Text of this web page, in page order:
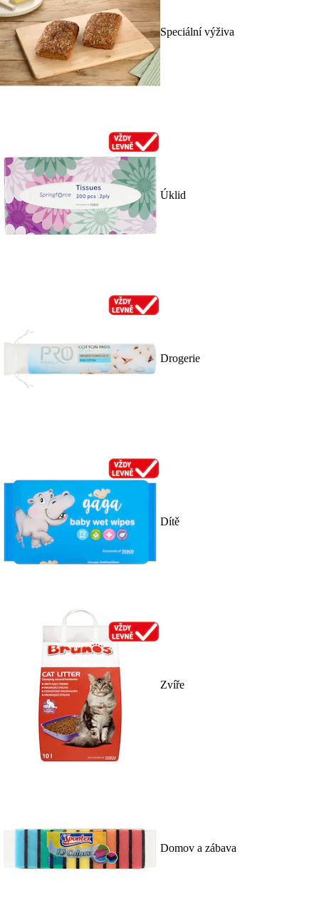
Speciální výživa
Úklid
Drogerie
Dítě
Zvíře
Domov a zábava